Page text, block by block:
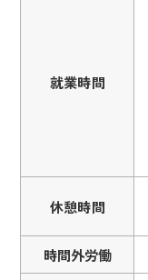
就業時間
休憩時間
時間外労働